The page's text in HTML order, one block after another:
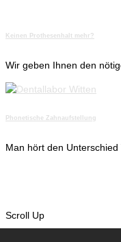
Keinen Prothesenhalt mehr?
Wir geben Ihnen den
Phonetische Zahnaufstellung
Man hört den
Scroll Up